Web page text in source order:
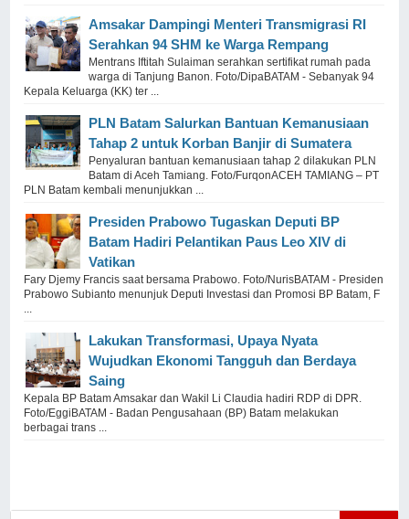
Amsakar Dampingi Menteri Transmigrasi RI
Serahkan 94 SHM ke Warga Rempang
Mentrans Iftitah Sulaiman serahkan sertifikat rumah pada
warga di Tanjung Banon. Foto/DipaBATAM - Sebanyak 94
Kepala Keluarga (KK) ter ...
PLN Batam Salurkan Bantuan Kemanusiaan
Tahap 2 untuk Korban Banjir di Sumatera
Penyaluran bantuan kemanusiaan tahap 2 dilakukan PLN
Batam di Aceh Tamiang. Foto/FurqonACEH TAMIANG – PT
PLN Batam kembali menunjukkan ...
Presiden Prabowo Tugaskan Deputi BP
Batam Hadiri Pelantikan Paus Leo XIV di
Vatikan
Fary Djemy Francis saat bersama Prabowo. Foto/NurisBATAM - Presiden
Prabowo Subianto menunjuk Deputi Investasi dan Promosi BP Batam, F
...
Lakukan Transformasi, Upaya Nyata
Wujudkan Ekonomi Tangguh dan Berdaya
Saing
Kepala BP Batam Amsakar dan Wakil Li Claudia hadiri RDP di DPR.
Foto/EggiBATAM - Badan Pengusahaan (BP) Batam melakukan
berbagai trans ...